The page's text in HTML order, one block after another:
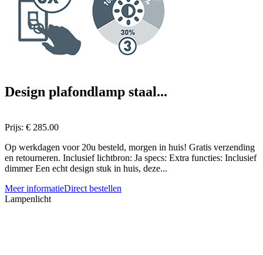
Design plafondlamp staal...
Prijs: € 285.00
Op werkdagen voor 20u besteld, morgen in huis! Gratis verzending
en retourneren. Inclusief lichtbron: Ja specs: Extra functies: Inclusief
dimmer Een echt design stuk in huis, deze...
Meer informatieDirect bestellen
Lampenlicht